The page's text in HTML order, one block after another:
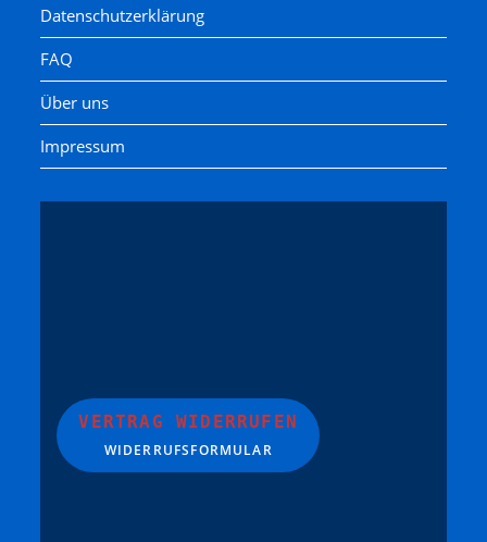
Datenschutzerklärung
FAQ
Über uns
Impressum
VERTRAG WIDERRUFEN
WIDERRUFSFORMULAR